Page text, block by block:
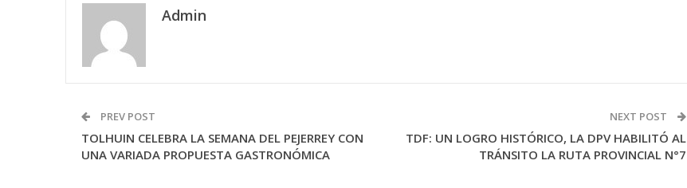
Admin
PREV POST
TOLHUIN CELEBRA LA SEMANA DEL PEJERREY CON
UNA VARIADA PROPUESTA GASTRONÓMICA
NEXT POST
TDF: UN LOGRO HISTÓRICO, LA DPV HABILITÓ AL
TRÁNSITO LA RUTA PROVINCIAL N°7